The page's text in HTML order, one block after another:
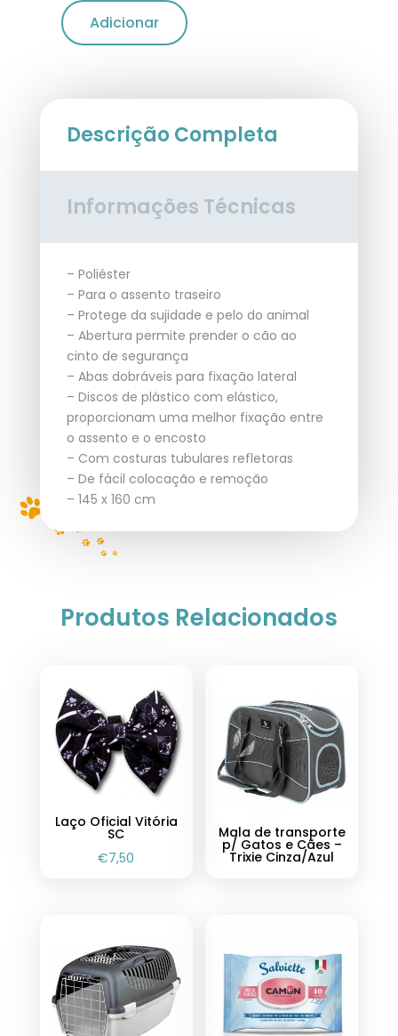
Adicionar
Descrição Completa
Informações Técnicas
– Poliéster
– Para o assento traseiro
– Protege da sujidade e pelo do animal
– Abertura permite prender o cão ao
cinto de segurança
– Abas dobráveis para fixação lateral
– Discos de plástico com elástico,
proporcionam uma melhor fixação entre
o assento e o encosto
– Com costuras tubulares refletoras
– De fácil colocação e remoção
– 145 x 160 cm
Produtos Relacionados
Laço Oficial Vitória
SC
€7,50
Mala de transporte
p/ Gatos e Cães –
Trixie Cinza/Azul